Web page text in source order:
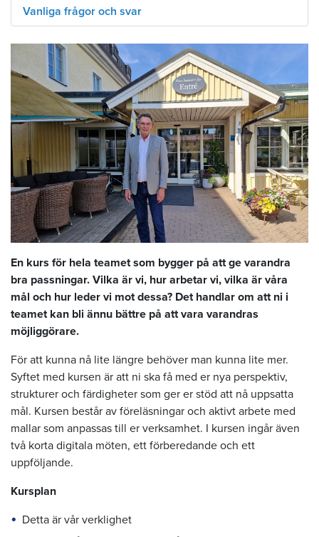
Vanliga frågor och svar
En kurs för hela teamet som bygger på att ge varandra
bra passningar. Vilka är vi, hur arbetar vi, vilka är våra
mål och hur leder vi mot dessa? Det handlar om att ni i
teamet kan bli ännu bättre på att vara varandras
möjliggörare.
För att kunna nå lite längre behöver man kunna lite mer.
Syftet med kursen är att ni ska få med er nya perspektiv,
strukturer och färdigheter som ger er stöd att nå uppsatta
mål. Kursen består av föreläsningar och aktivt arbete med
mallar som anpassas till er verksamhet. I kursen ingår även
två korta digitala möten, ett förberedande och ett
uppföljande.
Kursplan
Detta är vår verklighet